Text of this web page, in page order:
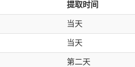
提取时间
当天
当天
第二天